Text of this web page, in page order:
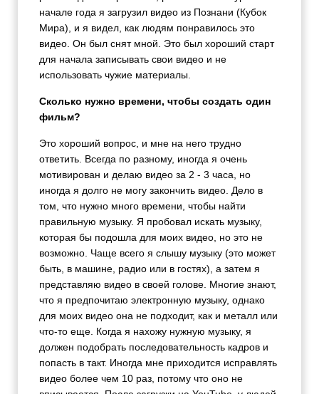
начале года я загрузил видео из Познани (Кубок
Мира), и я видел, как людям понравилось это
видео. Он был снят мной. Это был хороший старт
для начала записывать свои видео и не
использовать чужие материалы.
Сколько нужно времени, чтобы создать один
фильм?
Это хороший вопрос, и мне на него трудно
ответить. Всегда по разному, иногда я очень
мотивирован и делаю видео за 2 - 3 часа, но
иногда я долго не могу закончить видео. Дело в
том, что нужно много времени, чтобы найти
правильную музыку. Я пробовал искать музыку,
которая бы подошла для моих видео, но это не
возможно. Чаще всего я слышу музыку (это может
быть, в машине, радио или в гостях), а затем я
представляю видео в своей голове. Многие знают,
что я предпочитаю электронную музыку, однако
для моих видео она не подходит, как и металл или
что-то еще. Когда я нахожу нужную музыку, я
должен подобрать последовательность кадров и
попасть в такт. Иногда мне приходится исправлять
видео более чем 10 раз, потому что оно не